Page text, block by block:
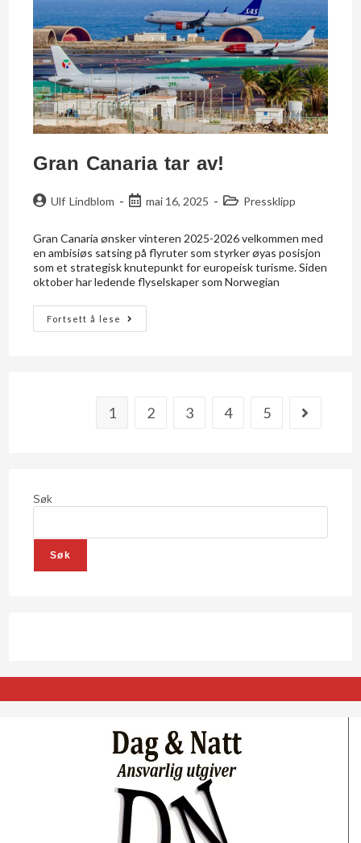
Gran Canaria tar av!
Ulf Lindblom mai 16, 2025 Pressklipp
Gran Canaria ønsker vinteren 2025-2026 velkommen med
en ambisiøs satsing på flyruter som styrker øyas posisjon
som et strategisk knutepunkt for europeisk turisme. Siden
oktober har ledende flyselskaper som Norwegian
Fortsett å lese
1 2 3 4 5
Søk
Søk